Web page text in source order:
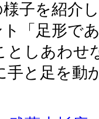
子を紹介
「足形で
としあわせ
手と足を